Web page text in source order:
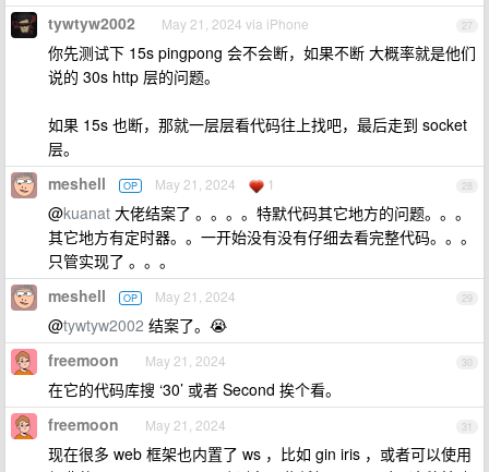
27
tywtyw2002 May 21, 2024 via iPhone
你先测试下 15s pingpong 会不会断，如果不断 大概率就是他们
说的 30s http 层的问题。
如果 15s 也断，那就一层层看代码往上找吧，最后走到 socket
层。
28
meshell OP May 21, 2024 1
@kuanat 大佬结案了 。。。。特默代码其它地方的问题。。。
其它地方有定时器。。一开始没有没有仔细去看完整代码。。。
只管实现了 。。。
29
meshell OP May 21, 2024
@tywtyw2002 结案了。😭
30
freemoon May 21, 2024
在它的代码库搜 ‘30’ 或者 Second 挨个看。
31
freemoon May 21, 2024
现在很多 web 框架也内置了 ws ，比如 gin iris ，或者可以使用